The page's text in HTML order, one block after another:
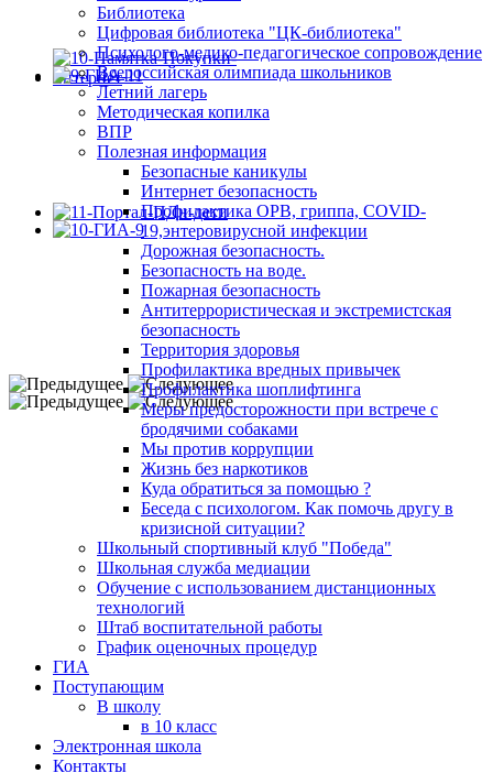
Библиотека
Цифровая библиотека "ЦК-библиотека"
Психолого-медико-педагогическое сопровождение
Всероссийская олимпиада школьников
Летний лагерь
Методическая копилка
ВПР
Полезная информация
Безопасные каникулы
Интернет безопасность
Профилактика ОРВ, гриппа, COVID-
19,энтеровирусной инфекции
Дорожная безопасность.
Безопасность на воде.
Пожарная безопасность
Антитеррористическая и экстремистская
безопасность
Территория здоровья
Профилактика вредных привычек
Профилактика шоплифтинга
Меры предосторожности при встрече с
бродячими собаками
Мы против коррупции
Жизнь без наркотиков
Куда обратиться за помощью ?
Беседа с психологом. Как помочь другу в
кризисной ситуации?
Школьный спортивный клуб "Победа"
Школьная служба медиации
Обучение с использованием дистанционных
технологий
Штаб воспитательной работы
График оценочных процедур
ГИА
Поступающим
В школу
в 10 класс
Электронная школа
Контакты